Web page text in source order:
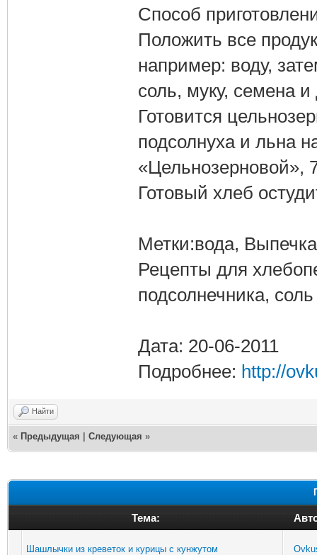
Способ
Положить все
например: воду,
соль, муку, семена
Готовится
подсолнуха и льна
«Цельнозерновой»,
Готовый хлеб
Метки:вода,
Рецепты для
подсолнечника, соль
Дата: 20-06-2011
Подробнее: http://
Найти
« Предыдущая Следующая »
Тема:
Шашлычки из креветок и курицы с кунжутом